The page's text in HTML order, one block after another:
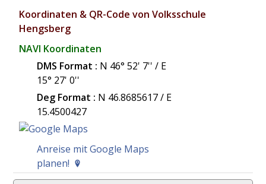
Koordinaten & QR-Code von Volksschule
Hengsberg
NAVI Koordinaten
DMS Format : N 46° 52' 7'' / E
15° 27' 0''
Deg Format : N 46.8685617/ E
15.4500427
Anreise mit Google Maps
planen!